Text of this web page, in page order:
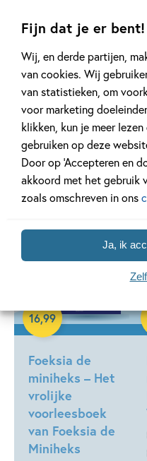
Fijn dat je er bent!
Wij, en derde partijen,
van cookies. Wij
van statistieken, om
voor marketing
klikken, kun je meer
gebruiken op deze
Door op ‘Accepteren en
akkoord met het gebruik
zoals omschreven in ons
Ja, ik
Andere boeken
de miniheks'
Foeksia de
miniheks – Het
vrolijke
voorleesboek
van Foeksia de
Miniheks
16,99